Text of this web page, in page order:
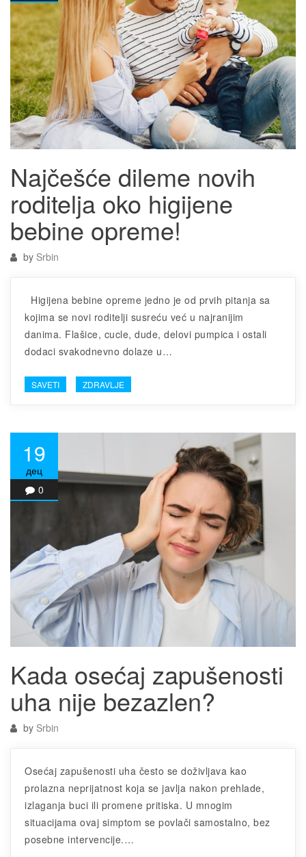
Najčešće dileme novih
roditelja oko higijene
bebine opreme!
by Srbin
Higijena bebine opreme jedno je od prvih pitanja sa
kojima se novi roditelji susreću već u najranijim
danima. Flašice, cucle, dude, delovi pumpica i ostali
dodaci svakodnevno dolaze u…
SAVETI ZDRAVLJE
19
дец
0
Kada osećaj zapušenosti
uha nije bezazlen?
by Srbin
Osećaj zapušenosti uha često se doživljava kao
prolazna neprijatnost koja se javlja nakon prehlade,
izlaganja buci ili promene pritiska. U mnogim
situacijama ovaj simptom se povlači samostalno, bez
posebne intervencije.…